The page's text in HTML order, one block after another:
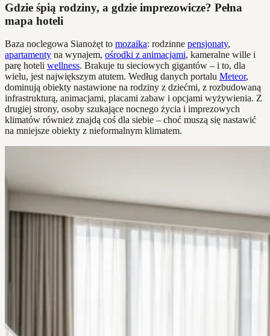
Gdzie śpią rodziny, a gdzie imprezowicze? Pełna
mapa hoteli
Baza noclegowa Sianożęt to mozaika: rodzinne pensjonaty,
apartamenty na wynajem, ośrodki z animacjami, kameralne wille i
parę hoteli wellness. Brakuje tu sieciowych gigantów – i to, dla
wielu, jest największym atutem. Według danych portalu Meteor,
dominują obiekty nastawione na rodziny z dziećmi, z rozbudowaną
infrastrukturą, animacjami, placami zabaw i opcjami wyżywienia. Z
drugiej strony, osoby szukające nocnego życia i imprezowych
klimatów również znajdą coś dla siebie – choć muszą się nastawić
na mniejsze obiekty z nieformalnym klimatem.